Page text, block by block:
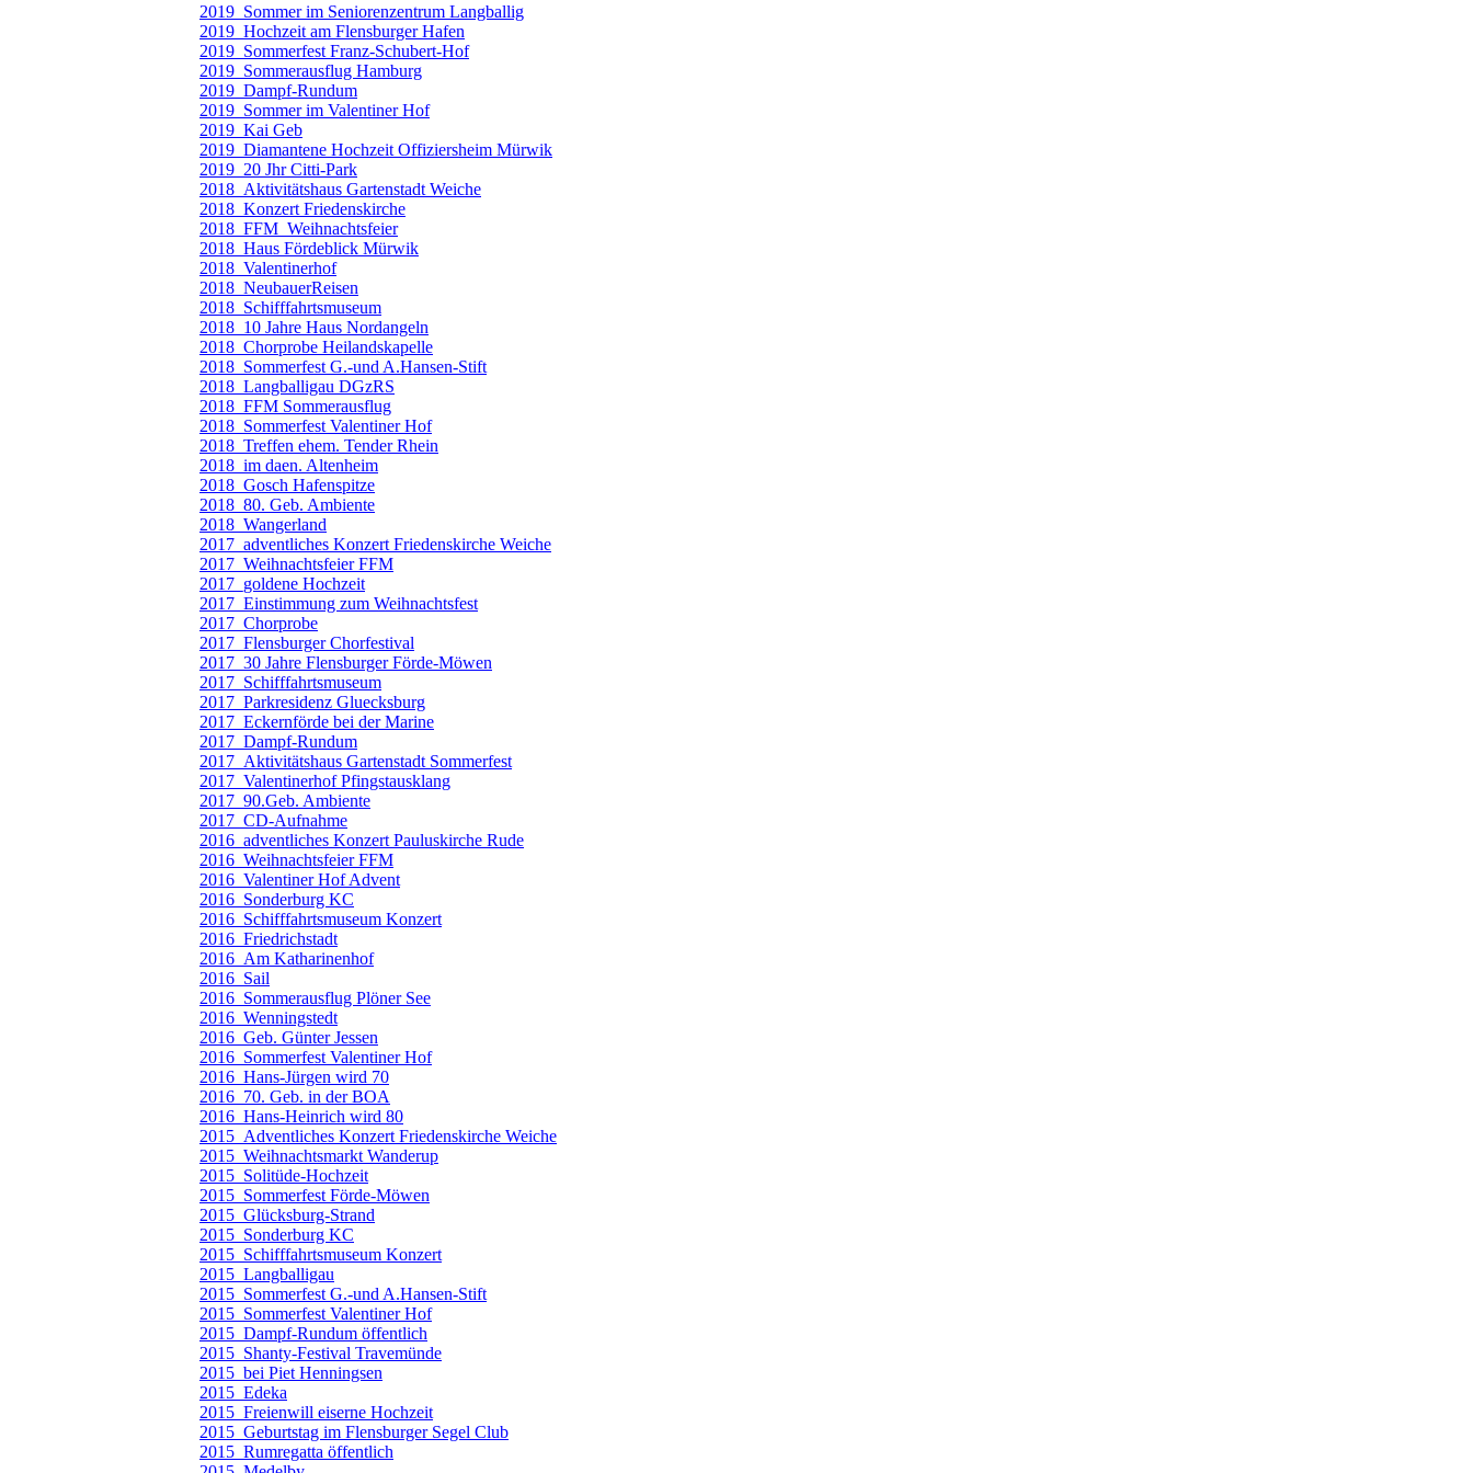
2019_Sommer im Seniorenzentrum Langballig
2019_Hochzeit am Flensburger Hafen
2019_Sommerfest Franz-Schubert-Hof
2019_Sommerausflug Hamburg
2019_Dampf-Rundum
2019_Sommer im Valentiner Hof
2019_Kai Geb
2019_Diamantene Hochzeit Offiziersheim Mürwik
2019_20 Jhr Citti-Park
2018_Aktivitätshaus Gartenstadt Weiche
2018_Konzert Friedenskirche
2018_FFM_Weihnachtsfeier
2018_Haus Fördeblick Mürwik
2018_Valentinerhof
2018_NeubauerReisen
2018_Schifffahrtsmuseum
2018_10 Jahre Haus Nordangeln
2018_Chorprobe Heilandskapelle
2018_Sommerfest G.-und A.Hansen-Stift
2018_Langballigau DGzRS
2018_FFM Sommerausflug
2018_Sommerfest Valentiner Hof
2018_Treffen ehem. Tender Rhein
2018_im daen. Altenheim
2018_Gosch Hafenspitze
2018_80. Geb. Ambiente
2018_Wangerland
2017_adventliches Konzert Friedenskirche Weiche
2017_Weihnachtsfeier FFM
2017_goldene Hochzeit
2017_Einstimmung zum Weihnachtsfest
2017_Chorprobe
2017_Flensburger Chorfestival
2017_30 Jahre Flensburger Förde-Möwen
2017_Schifffahrtsmuseum
2017_Parkresidenz Gluecksburg
2017_Eckernförde bei der Marine
2017_Dampf-Rundum
2017_Aktivitätshaus Gartenstadt Sommerfest
2017_Valentinerhof Pfingstausklang
2017_90.Geb. Ambiente
2017_CD-Aufnahme
2016_adventliches Konzert Pauluskirche Rude
2016_Weihnachtsfeier FFM
2016_Valentiner Hof Advent
2016_Sonderburg KC
2016_Schifffahrtsmuseum Konzert
2016_Friedrichstadt
2016_Am Katharinenhof
2016_Sail
2016_Sommerausflug Plöner See
2016_Wenningstedt
2016_Geb. Günter Jessen
2016_Sommerfest Valentiner Hof
2016_Hans-Jürgen wird 70
2016_70. Geb. in der BOA
2016_Hans-Heinrich wird 80
2015_Adventliches Konzert Friedenskirche Weiche
2015_Weihnachtsmarkt Wanderup
2015_Solitüde-Hochzeit
2015_Sommerfest Förde-Möwen
2015_Glücksburg-Strand
2015_Sonderburg KC
2015_Schifffahrtsmuseum Konzert
2015_Langballigau
2015_Sommerfest G.-und A.Hansen-Stift
2015_Sommerfest Valentiner Hof
2015_Dampf-Rundum öffentlich
2015_Shanty-Festival Travemünde
2015_bei Piet Henningsen
2015_Edeka
2015_Freienwill eiserne Hochzeit
2015_Geburtstag im Flensburger Segel Club
2015_Rumregatta öffentlich